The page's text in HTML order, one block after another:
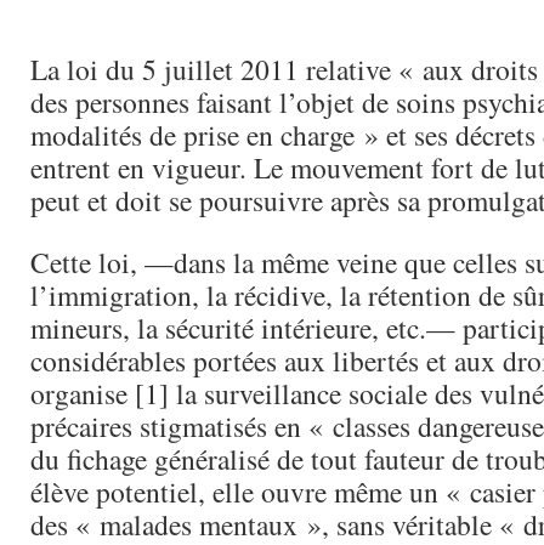
La loi du 5 juillet 2011 relative « aux droits
des personnes faisant l’objet de soins
modalités de prise en charge » et ses
entrent en vigueur. Le mouvement fort de
peut et doit se poursuivre après sa
Cette loi, —dans la même veine que celles
l’immigration, la récidive, la rétention de
mineurs, la sécurité intérieure, etc.—
considérables portées aux libertés et aux
organise [1] la surveillance sociale des
précaires stigmatisés en « classes
du fichage généralisé de tout fauteur de
élève potentiel, elle ouvre même un «
des « malades mentaux », sans véritable «